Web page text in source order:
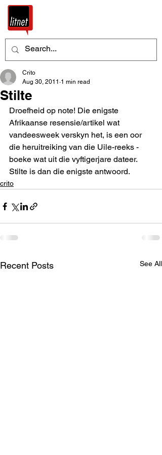
Stilte
Crito
Aug 30, 2011 1 min read
Droefheid op note! Die enigste
Afrikaanse resensie/artikel wat
vandeesweek verskyn het, is een oor
die heruitreiking van die Uile-reeks -
boeke wat uit die vyftigerjare dateer.
Stilte is dan die enigste antwoord.
crito
Recent Posts See All